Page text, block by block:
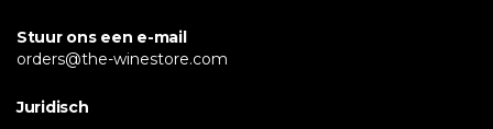
Stuur ons een e-mail
orders@the-winestore.com
Juridisch